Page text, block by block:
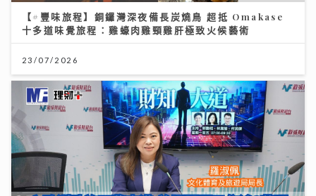
【#豐味旅程】銅鑼灣深夜備長炭燒鳥 超抵 Omakase
十多道味覺旅程：雞蠔肉雞頸雞肝極致火候藝術
23/07/2026